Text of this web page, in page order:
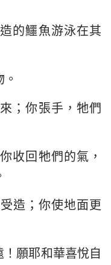
103 104
105
117
124 125
126
138 139
140
的鱷魚游泳在其
；你張手，牠們
收回牠們的氣，
造；你使地面更
願耶和華喜悅自